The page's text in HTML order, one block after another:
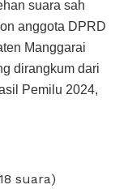
suara sah
anggota DPRD
Manggarai
dirangkum dari
Pemilu 2024,
suara)